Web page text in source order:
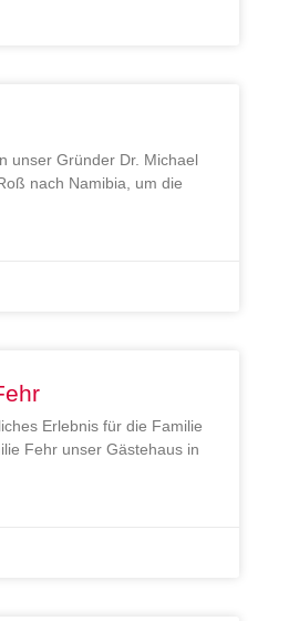
unser Gründer Dr. Michael
nach Namibia, um die
Erlebnis für die Familie
Fehr unser Gästehaus in